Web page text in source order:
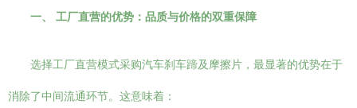
一、 工厂直营的优势：品质与价格的双重保障
选择工厂直营模式采购汽车刹车蹄及摩擦片，最显著的优势在于
消除了中间流通环节。这意味着：